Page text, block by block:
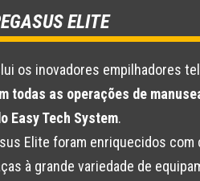
ELITE
os inovadores empilhadores
todas as operações de
Easy Tech System.
Elite foram enriquecidos
à grande variedade de